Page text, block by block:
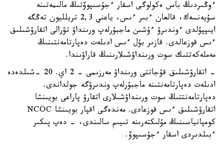
ءوڭىردىڭ باس ەكولوگى اسقار ءجۇسىپوۆتىڭ مالىمەتىنە
سۇيەنسەك، قالعان ءبىر ءىس، ياعني 2,3 تريلليون تەڭگە
ايىپپۇلدى ءوندىرۋ ءۇشىن ماجبۇرلەپ ورىنداۋ تۋرالى اتقارۋشىلىق
ءىس قوزعالدى. قازىر بۇل ءىس ادىلەت دەپارتامەنتىنىڭ
مەملەكەتتىك سوت ورىنداۋشىلارىنىڭ قاراۋىندا.
- اتقارۋشىلىق قۇجاتتى ورىنداۋ مەرزىمى - 2 اي. 20 -شىلدەدە
ادىلەت دەپارتامەنتىنە ماجبۇرلەپ وندىرۋگە جولداندى.
دەپارتامەنتتىڭ سوت ورىنداۋشىلارى اتقارۋ پاراعى بويىنشا
اتقارۋشىلىق ءىس قوزعادى. مەندەگى اقپار بويىنشا NCOC
كومپانياسىنىڭ مۇلىكتەرىنە تىيىم سالىندى، - دەپ پىكىر
ءبىلدىردى اسقار ءجۇسىپوۆ.